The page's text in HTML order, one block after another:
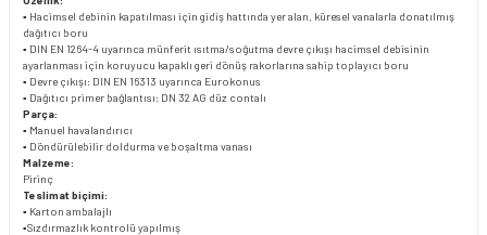
▪ Hacimsel debinin kapatılması için gidiş hattında yer alan, küresel vanalarla donatılmış
dağıtıcı boru
▪ DIN EN 1264-4 uyarınca münferit ısıtma/soğutma devre çıkışı hacimsel debisinin
ayarlanması için koruyucu kapaklı geri dönüş rakorlarına sahip toplayıcı boru
▪ Devre çıkışı: DIN EN 16313 uyarınca Eurokonus
▪ Dağıtıcı primer bağlantısı: DN 32 AG düz contalı
Parça:
▪ Manuel havalandırıcı
▪ Döndürülebilir doldurma ve boşaltma vanası
Malzeme:
Pirinç
Teslimat biçimi:
▪ Karton ambalajlı
▪Sızdırmazlık kontrolü yapılmış